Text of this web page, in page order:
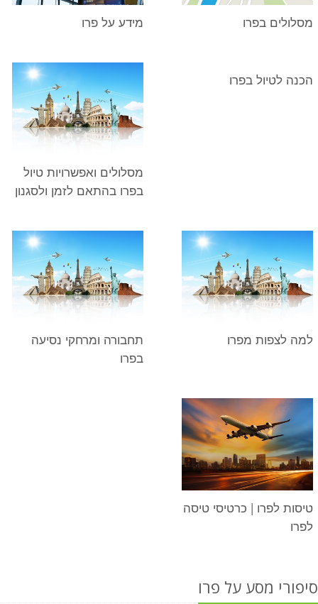
מסלולים בפרו מידע על פרו
הכנה לטיול בפרו
מסלולים ואפשרויות טיול
בפרו בהתאם לזמן ולסגנון
למה לצפות מפרו
תחבורה ומרחקי נסיעה
בפרו
טיסות לפרו | כרטיסי טיסה
לפרו
סיפורי מסע על פרו